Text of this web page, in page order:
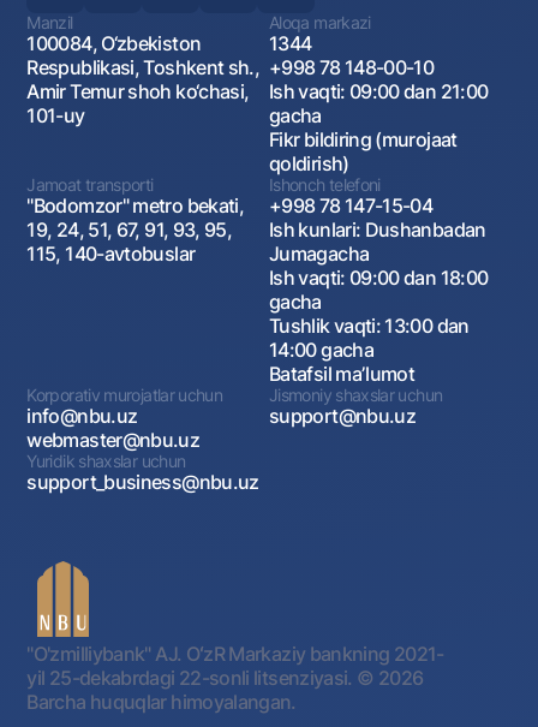
Manzil
100084, O‘zbekiston
Respublikasi, Toshkent sh.,
Amir Temur shoh ko‘chasi,
101-uy
Aloqa markazi
1344
+998 78 148-00-10
Ish vaqti: 09:00 dan 21:00
gacha
Fikr bildiring (murojaat
qoldirish)
Jamoat transporti
"Bodomzor" metro bekati,
19, 24, 51, 67, 91, 93, 95,
115, 140-avtobuslar
Ishonch telefoni
+998 78 147-15-04
Ish kunlari: Dushanbadan
Jumagacha
Ish vaqti: 09:00 dan 18:00
gacha
Tushlik vaqti: 13:00 dan
14:00 gacha
Batafsil maʼlumot
Korporativ murojatlar uchun
info@nbu.uz
webmaster@nbu.uz
Jismoniy shaxslar uchun
support@nbu.uz
Yuridik shaxslar uchun
support_business@nbu.uz
"O'zmilliybank" AJ. OʻzR Markaziy bankning 2021-
yil 25-dekabrdagi 22-sonli litsenziyasi. © 2026
Barcha huquqlar himoyalangan.